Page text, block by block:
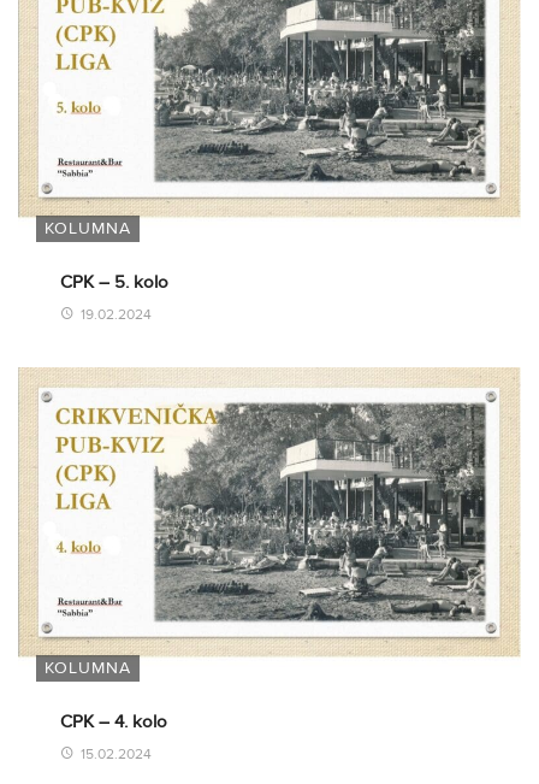
KOLUMNA
CPK – 5. kolo
19.02.2024
KOLUMNA
CPK – 4. kolo
15.02.2024